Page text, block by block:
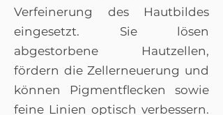
Verfeinerung des Hautbildes
eingesetzt. Sie lösen
abgestorbene Hautzellen,
fördern die Zellerneuerung und
können Pigmentflecken sowie
feine Linien optisch verbessern.